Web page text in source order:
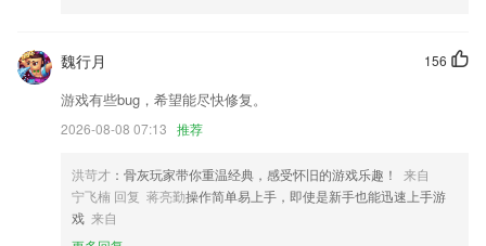
修复部分录屏崩溃问题
完善宝宝相册印成书功能；
支持 分类页面中为功能添加快捷方式
修复已知问题，优化细节体验。
新增了提词器功能
156
魏行月
游戏有些bug，希望能尽快修复。
2026-08-08 07:13 推荐
洪苛才 ：骨灰玩家带你重温经典，感受怀旧的游戏乐趣！
来自
宁飞楠 回复 蒋亮勤操作简单易上手，即使是新手也能迅速上手游
戏 来自